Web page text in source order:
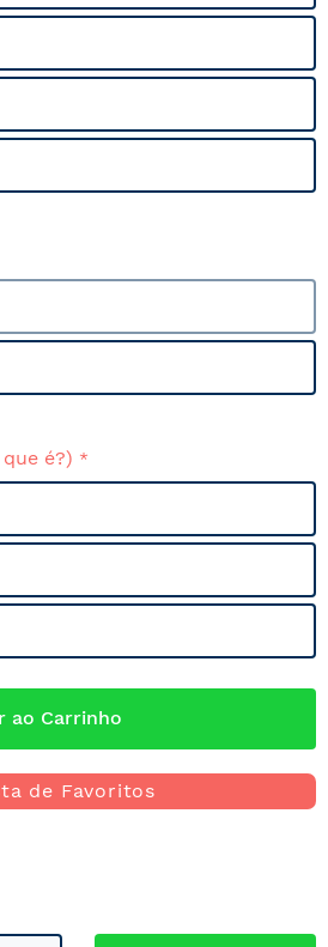
que é?)
ao Carrinho
de Favoritos